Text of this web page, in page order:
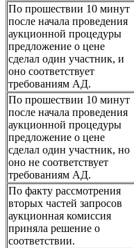
По прошествии 10 минут
после начала проведения
аукционной процедуры
предложение о цене
сделал один участник, и
оно соответствует
требованиям АД.
По прошествии 10 минут
после начала проведения
аукционной процедуры
предложение о цене
сделал один участник, но
оно не соответствует
требованиям АД.
По факту рассмотрения
вторых частей запросов
аукционная комиссия
приняла решение о
соответствии.